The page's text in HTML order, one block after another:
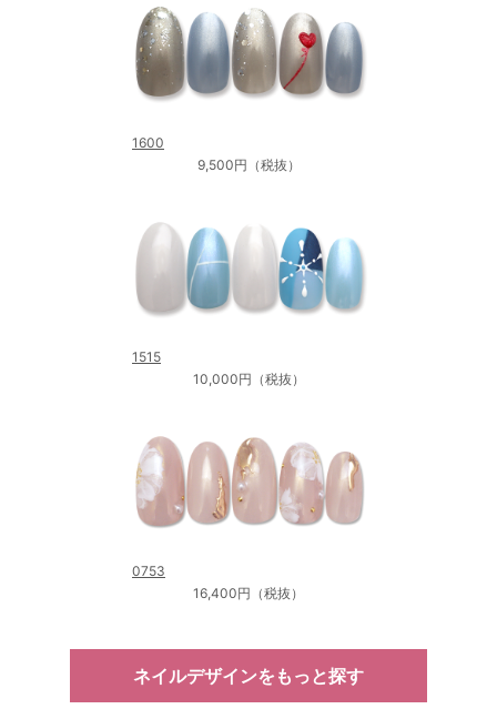
1600
9,500円（税抜）
1515
10,000円（税抜）
0753
16,400円（税抜）
ネイルデザインをもっと探す